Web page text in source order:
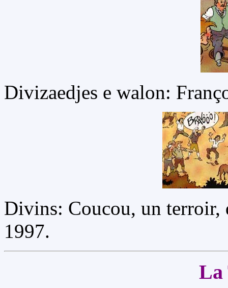
Divizaedjes e walon:
Divins: Coucou, un terroir,
1997.
La